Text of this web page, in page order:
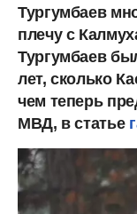
Тургумбаев
плечу с
Тургумбаев
лет, сколько
чем теперь
МВД, в статье